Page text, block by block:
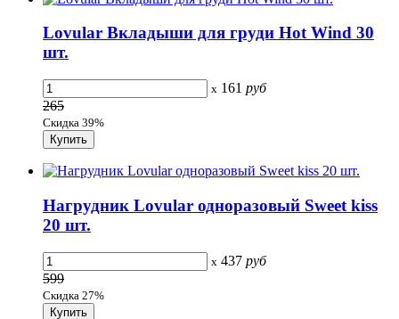
Lovular Вкладыши для груди Hot Wind 30
шт.
x 161 руб
265
Скидка 39%
Нагрудник Lovular одноразовый Sweet kiss
20 шт.
x 437 руб
599
Скидка 27%